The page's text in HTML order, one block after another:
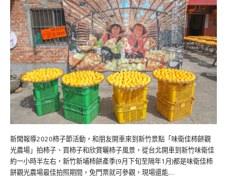
新聞報導2020柿子節活動，和朋友開車來到新竹景點「味衛佳柿餅觀
光農場」拍柿子、買柿子和欣賞曬柿子風景，從台北開車到新竹味衛佳
約一小時半左右，新竹新埔柿餅產季(9月下旬至隔年1月)都是味衛佳柿
餅觀光農場最佳拍照期間，免門票就可參觀，現場還能…